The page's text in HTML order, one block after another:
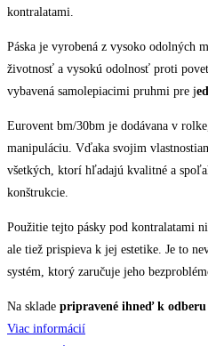
kontralatami.
Páska je vyrobená z vysoko odolných
životnosť a vysokú odolnosť proti
vybavená samolepiacimi pruhmi pre j
Eurovent bm/30bm je dodávana v
manipuláciu. Vďaka svojim
všetkých, ktorí hľadajú kvalitné a
konštrukcie.
Použitie tejto pásky pod kontralatami
ale tiež prispieva k jej estetike. Je to
systém, ktorý zaručuje jeho
Na sklade pripravené ihneď k odberu
Viac informácií